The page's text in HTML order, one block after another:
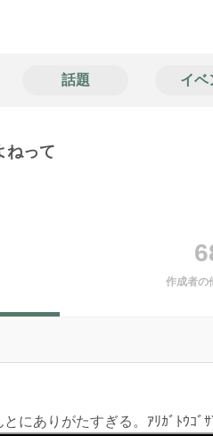
話題 イベ
ねって
作成者の
にありがたすぎる。ｱﾘｶﾞﾄｳｺﾞ